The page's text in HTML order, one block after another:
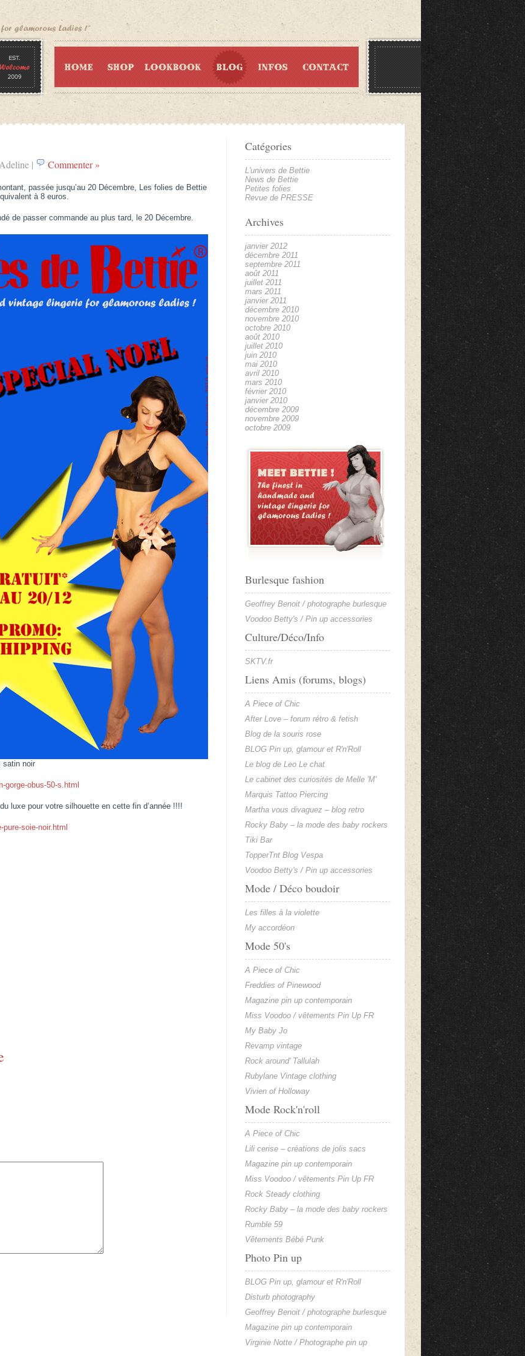
| Commenter »
passée jusqu’au 20 Décembre, Les folies de Bettie
à 8 euros.
de passer commande au plus tard, le 20 Décembre.
satin noir
gorge-obus-50-s.html
luxe pour votre silhouette en cette fin d’année !!!!
soie-noir.html
Catégories
L'univers de Bettie
News de Bettie
Petites folies
Revue de PRESSE
Archives
janvier 2012
décembre 2011
septembre 2011
août 2011
juillet 2011
mars 2011
janvier 2011
décembre 2010
novembre 2010
octobre 2010
août 2010
juillet 2010
juin 2010
mai 2010
avril 2010
mars 2010
février 2010
janvier 2010
décembre 2009
novembre 2009
octobre 2009
Burlesque fashion
Geoffrey Benoit / photographe burlesque
Voodoo Betty's / Pin up accessories
Culture/Déco/Info
SKTV.fr
Liens Amis (forums, blogs)
A Piece of Chic
After Love – forum rétro & fetish
Blog de la souris rose
BLOG Pin up, glamour et R'n'Roll
Le blog de Leo Le chat
Le cabinet des curiosités de Melle 'M'
Marquis Tattoo Piercing
Martha vous divaguez – blog retro
Rocky Baby – la mode des baby rockers
Tiki Bar
TopperTnt Blog Vespa
Voodoo Betty's / Pin up accessories
Mode / Déco boudoir
Les filles à la violette
My accordéon
Mode 50's
A Piece of Chic
Freddies of Pinewood
Magazine pin up contemporain
Miss Voodoo / vêtements Pin Up FR
My Baby Jo
Revamp vintage
Rock around' Tallulah
Rubylane Vintage clothing
Vivien of Holloway
Mode Rock'n'roll
A Piece of Chic
Lili cerise – créations de jolis sacs
Magazine pin up contemporain
Miss Voodoo / vêtements Pin Up FR
Rock Steady clothing
Rocky Baby – la mode des baby rockers
Rumble 59
Vêtements Bébé Punk
Photo Pin up
BLOG Pin up, glamour et R'n'Roll
Disturb photography
Geoffrey Benoit / photographe burlesque
Magazine pin up contemporain
Virginie Notte / Photographe pin up